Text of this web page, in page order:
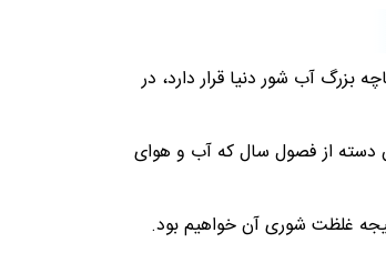
بزرگ آب شور دنیا قرار دارد، در
دسته از فصول سال که آب و هوای
غلظت شوری آن خواهیم بود.